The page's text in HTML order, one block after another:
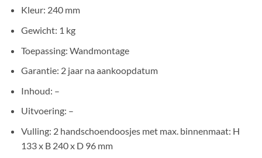
Kleur: 240 mm
Gewicht: 1 kg
Toepassing: Wandmontage
Garantie: 2 jaar na aankoopdatum
Inhoud: –
Uitvoering: –
Vulling: 2 handschoendoosjes met max. binnenmaat: H
133 x B 240 x D 96 mm